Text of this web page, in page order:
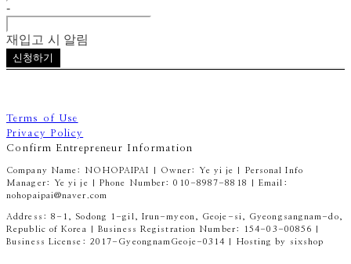
-
재입고 시 알림
신청하기
Terms of Use
Privacy Policy
Confirm Entrepreneur Information
Company Name: NOHOPAIPAI | Owner: Ye yi je | Personal Info
Manager: Ye yi je | Phone Number: 010-8987-8818 | Email:
nohopaipai@naver.com
Address: 8-1, Sodong 1-gil, Irun-myeon, Geoje-si, Gyeongsangnam-do,
Republic of Korea | Business Registration Number:
154-03-00856
Business License: 2017-GyeongnamGeoje-0314 | Hosting by sixshop